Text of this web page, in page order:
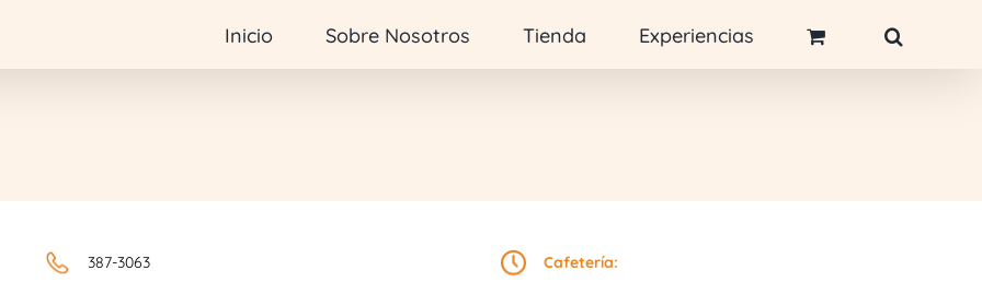
Inicio Sobre Nosotros Tienda Experiencias
387-3063 Cafetería: